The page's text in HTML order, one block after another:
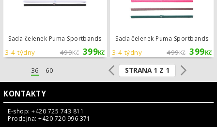
Sada čelenek Puma Sportbands
499Kč 399Kč
3-4 týdny
Sada čelenek Puma Sportbands
499Kč 399Kč
3-4 týdny
36 60 STRANA 1 Z 1
KONTAKTY
E-shop: +420 725 743 811
Prodejna: +420 720 996 371